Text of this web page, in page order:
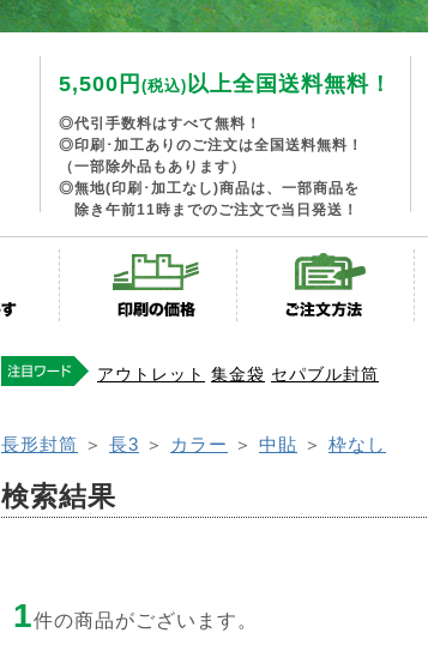
5,500円 (税込)以上全国送料無料！
◎代引手数料はすべて無料！
◎印刷･加工ありのご注文は全国送料無料！
（一部除外品もあります）
◎無地(印刷･加工なし)商品は、一部商品を
除き午前11時までのご注文で当日発送！
アウトレット 集金袋 セパブル封筒
長形封筒 ＞ 長3 ＞ カラー ＞ 中貼 ＞ 枠なし
検索結果
1件の商品がございます。